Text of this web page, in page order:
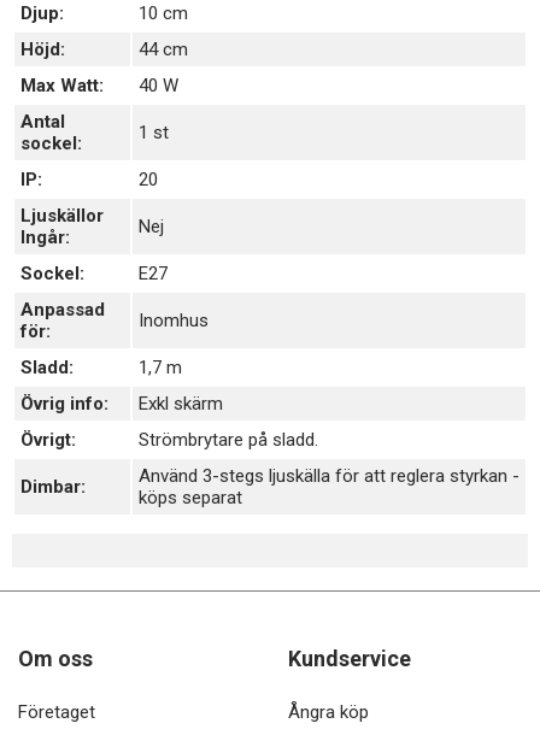
Djup:
10 cm
Höjd:
44 cm
Max Watt:
40 W
Antal
sockel:
1 st
IP:
20
Ljuskällor
Ingår:
Nej
Sockel:
E27
Anpassad
för:
Inomhus
Sladd:
1,7 m
Övrig info:
Exkl skärm
Övrigt:
Strömbrytare på sladd.
Dimbar:
Använd 3-stegs ljuskälla för att reglera styrkan -
köps separat
Om oss
Företaget
Kundservice
Ångra köp